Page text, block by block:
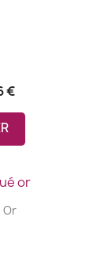
€
Or